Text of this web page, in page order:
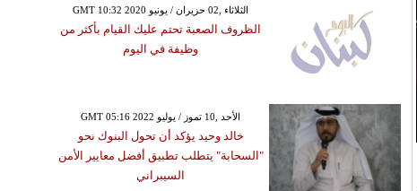
GMT 10:32 2020 الثلاثاء ,02 حزيران / يونيو
الظروف الصعبة تحتم عليك القيام بأكثر من
وظيفة في اليوم
GMT 05:16 2022 الأحد ,10 تموز / يوليو
خالد وحيد يؤكد أن تحول البنوك نحو
"السحابة" يتطلب تطبيق أفضل معايير الأمن
السيبراني